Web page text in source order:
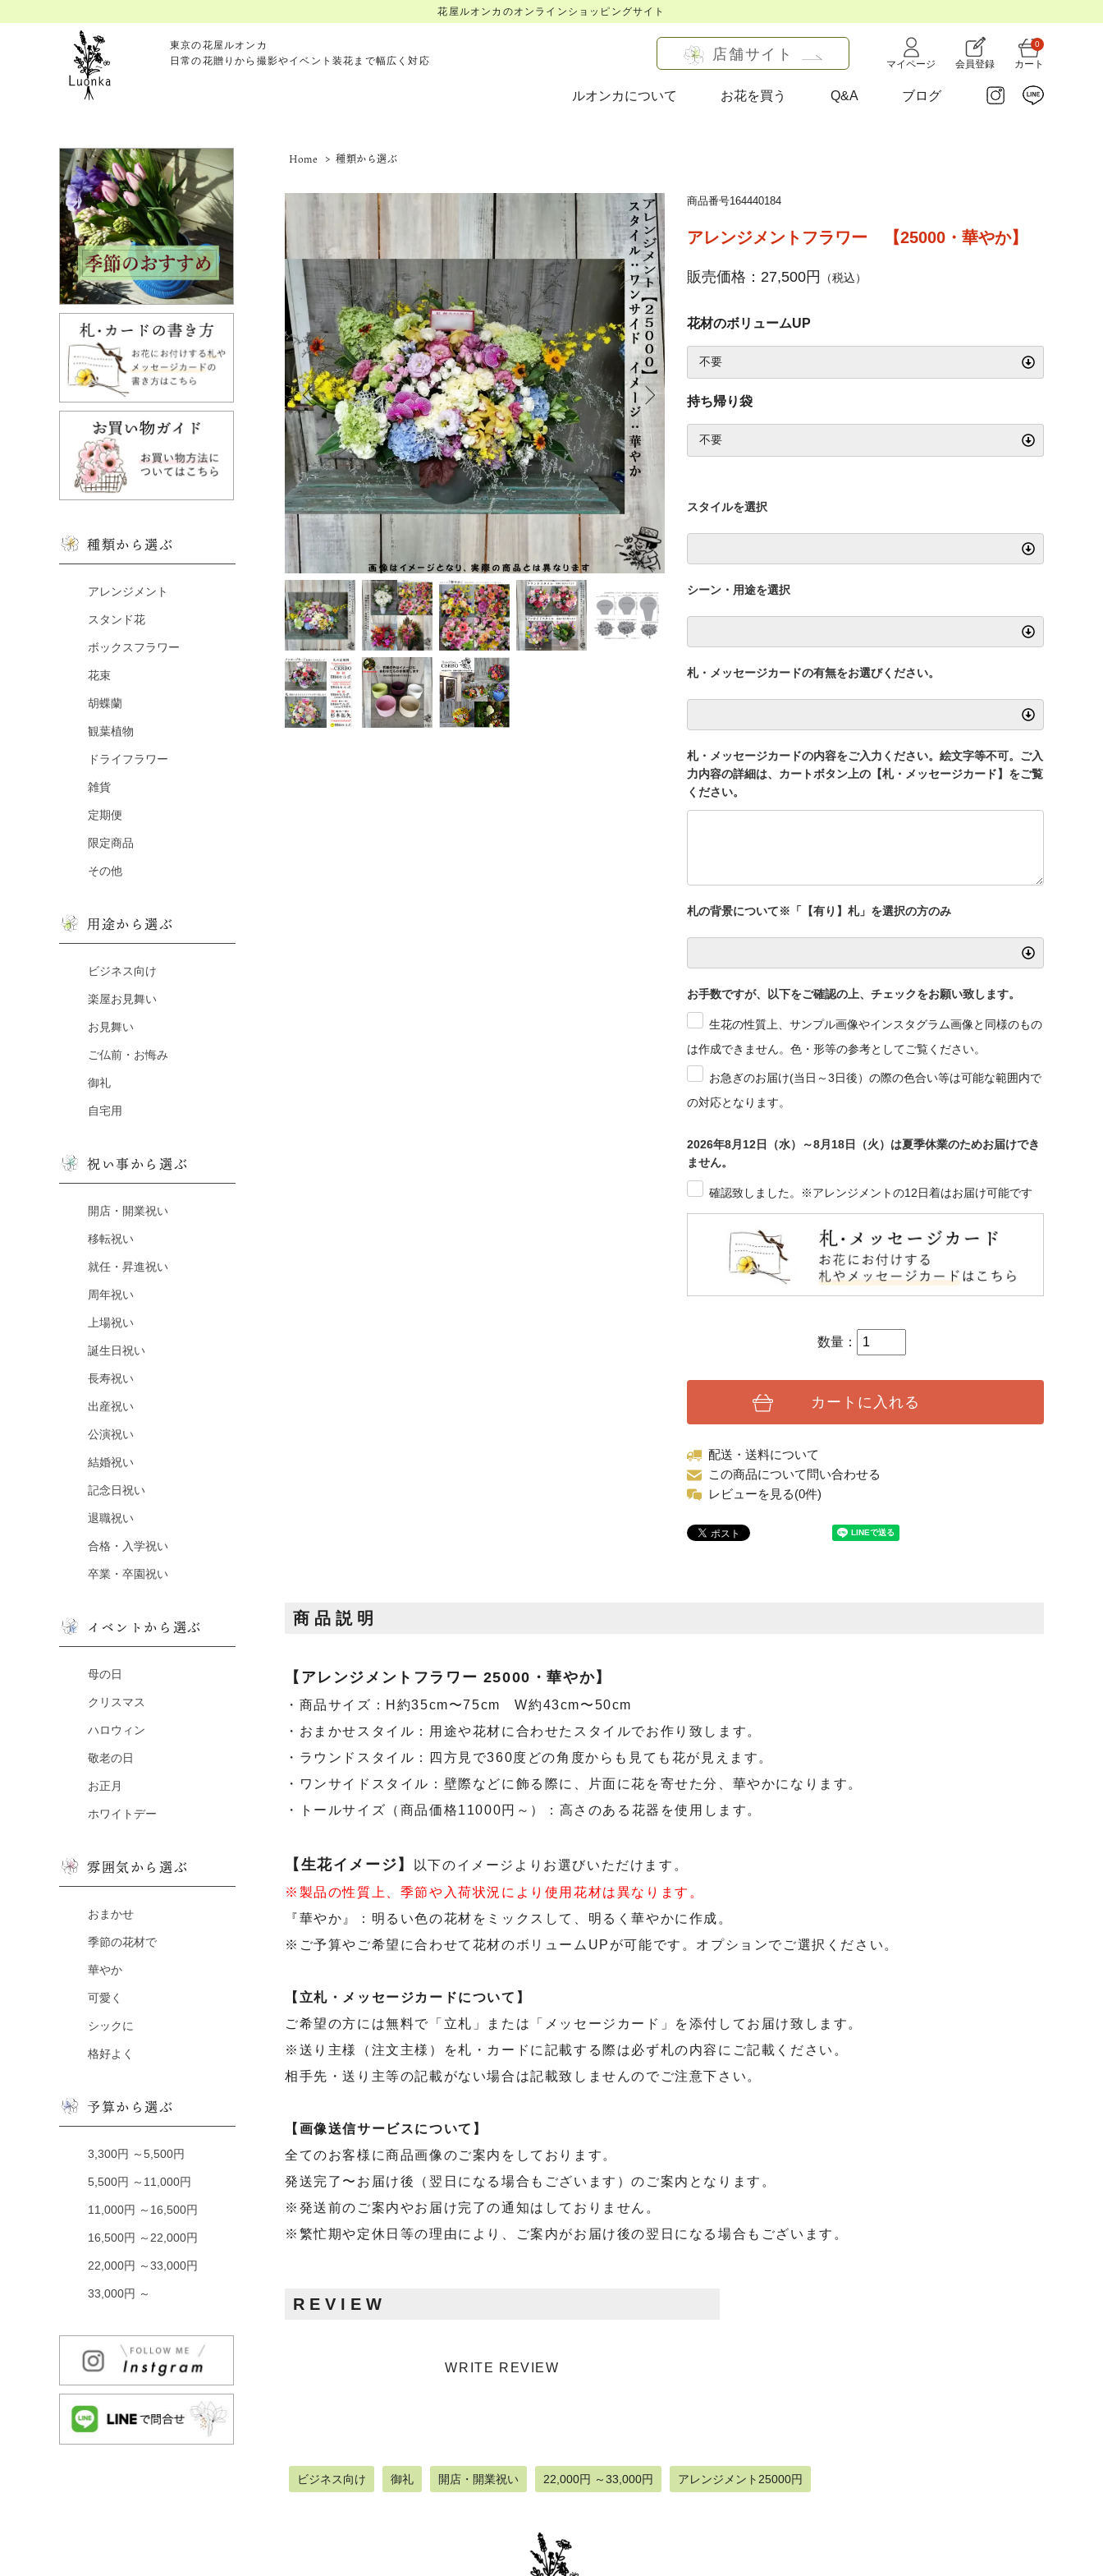
花屋ルオンカのオンラインショッピングサイト
東京の花屋ルオンカ
日常の花贈りから撮影やイベント装花まで幅広く対応
店舗サイト
マイページ 会員登録
0
カート
ルオンカについて お花を買う Q&A ブログ
種類から選ぶ
アレンジメント
スタンド花
ボックスフラワー
花束
胡蝶蘭
観葉植物
ドライフラワー
雑貨
定期便
限定商品
その他
用途から選ぶ
ビジネス向け
楽屋お見舞い
お見舞い
ご仏前・お悔み
御礼
自宅用
祝い事から選ぶ
開店・開業祝い
移転祝い
就任・昇進祝い
周年祝い
上場祝い
誕生日祝い
長寿祝い
出産祝い
公演祝い
結婚祝い
記念日祝い
退職祝い
合格・入学祝い
卒業・卒園祝い
イベントから選ぶ
母の日
クリスマス
ハロウィン
敬老の日
お正月
ホワイトデー
雰囲気から選ぶ
おまかせ
季節の花材で
華やか
可愛く
シックに
格好よく
予算から選ぶ
3,300円 ～5,500円
5,500円 ～11,000円
11,000円 ～16,500円
16,500円 ～22,000円
22,000円 ～33,000円
33,000円 ～
Home > 種類から選ぶ
商品番号164440184
アレンジメントフラワー 【25000・華やか】
販売価格：27,500円 （税込）
花材のボリュームUP
持ち帰り袋
スタイルを選択
シーン・用途を選択
札・メッセージカードの有無をお選びください。
札・メッセージカードの内容をご入力ください。絵文字等不可。ご入
力内容の詳細は、カートボタン上の【札・メッセージカード】をご覧
ください。
札の背景について※「【有り】札」を選択の方のみ
お手数ですが、以下をご確認の上、チェックをお願い致します。
生花の性質上、サンプル画像やインスタグラム画像と同様のもの
は作成できません。色・形等の参考としてご覧ください。
お急ぎのお届け(当日～3日後）の際の色合い等は可能な範囲内で
の対応となります。
2026年8月12日（水）～8月18日（火）は夏季休業のためお届けでき
ません。
確認致しました。※アレンジメントの12日着はお届け可能です
数量：
カートに入れる
配送・送料について
この商品について問い合わせる
レビューを見る(0件)
商品説明
【アレンジメントフラワー 25000・華やか】
・商品サイズ：H約35cm〜75cm W約43cm〜50cm
・おまかせスタイル：用途や花材に合わせたスタイルでお作り致します。
・ラウンドスタイル：四方見で360度どの角度からも見ても花が見えます。
・ワンサイドスタイル：壁際などに飾る際に、片面に花を寄せた分、華やかになります。
・トールサイズ（商品価格11000円～）：高さのある花器を使用します。
【生花イメージ】
以下のイメージよりお選びいただけます。
※製品の性質上、季節や入荷状況により使用花材は異なります。
『華やか』：明るい色の花材をミックスして、明るく華やかに作成。
※ご予算やご希望に合わせて花材のボリュームUPが可能です。オプションでご選択ください。
【立札・メッセージカードについて】
ご希望の方には無料で「立札」または「メッセージカード」を添付してお届け致します。
※送り主様（注文主様）を札・カードに記載する際は必ず札の内容にご記載ください。
相手先・送り主等の記載がない場合は記載致しませんのでご注意下さい。
【画像送信サービスについて】
全てのお客様に商品画像のご案内をしております。
発送完了〜お届け後（翌日になる場合もございます）のご案内となります。
※発送前のご案内やお届け完了の通知はしておりません。
※繁忙期や定休日等の理由により、ご案内がお届け後の翌日になる場合もございます。
REVIEW
WRITE REVIEW
ビジネス向け 御礼 開店・開業祝い 22,000円 ～33,000円 アレンジメント25000円